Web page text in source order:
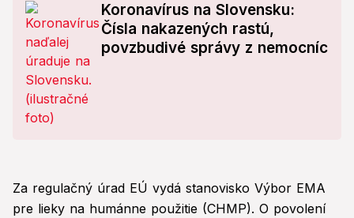
Koronavírus na Slovensku:
Čísla nakazených rastú,
povzbudivé správy z nemocníc
Za regulačný úrad EÚ vydá stanovisko Výbor EMA
pre lieky na humánne použitie (CHMP). O povolení